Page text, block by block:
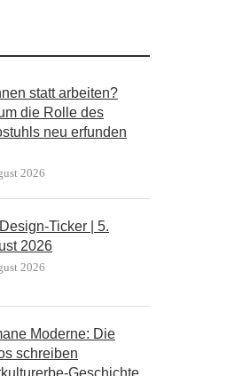
statt arbeiten?
die Rolle des
neu erfunden
2026
Ticker | 5.
2026
2026
Moderne: Die
schreiben
Geschichte